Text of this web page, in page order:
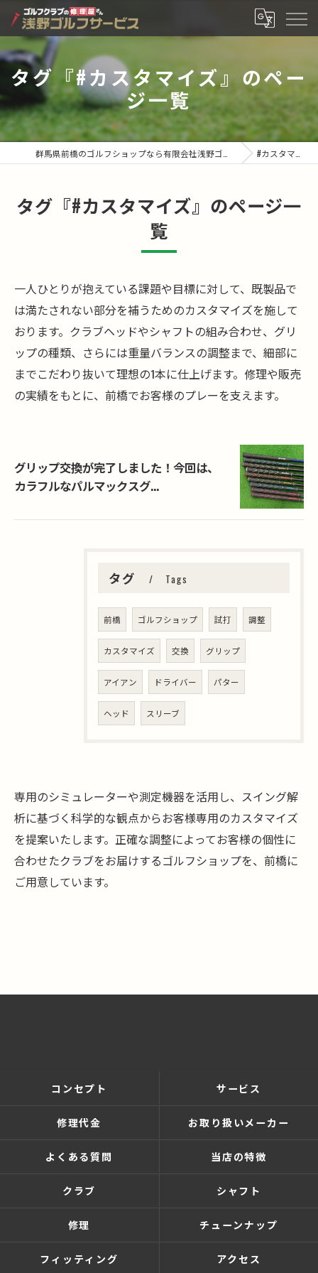
タグ『#カスタマイズ』のペー
ジ一覧
#カスタマイズ
タグ『#カスタマイズ』のページ一
覧
一人ひとりが抱えている課題や目標に対して、既製品で
は満たされない部分を補うためのカスタマイズを施して
おります。クラブヘッドやシャフトの組み合わせ、グリ
ップの種類、さらには重量バランスの調整まで、細部に
までこだわり抜いて理想の1本に仕上げます。修理や販売
の実績をもとに、前橋でお客様のプレーを支えます。
グリップ交換が完了しました！今回は、
カラフルなパルマックスグ...
タグ Tags
前橋 ゴルフショップ 試打 調整
カスタマイズ 交換 グリップ
アイアン ドライバー パター
ヘッド スリーブ
専用のシミュレーターや測定機器を活用し、スイング解
析に基づく科学的な観点からお客様専用のカスタマイズ
を提案いたします。正確な調整によってお客様の個性に
合わせたクラブをお届けするゴルフショップを、前橋に
ご用意しています。
コンセプト サービス
修理代金 お取り扱いメーカー
よくある質問 当店の特徴
クラブ シャフト
修理 チューンナップ
フィッティング アクセス